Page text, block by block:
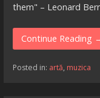
them" – Leonard
Continue Reading
Posted in: artă, muzica